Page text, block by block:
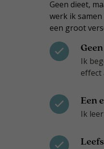
Geen dieet,
werk ik
een groot
Ik
effect
Een
Ik